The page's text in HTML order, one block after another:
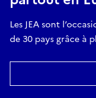
Les JEA sont
de 30 pays grâce à